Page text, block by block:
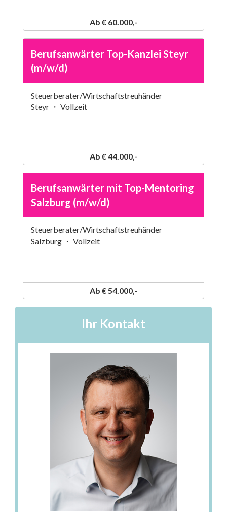
Ab € 60.000,-
Berufsanwärter Top-Kanzlei Steyr
(m/w/d)
Steuerberater/Wirtschaftstreuhänder
Steyr ・ Vollzeit
Ab € 44.000,-
Berufsanwärter mit Top-Mentoring
Salzburg (m/w/d)
Steuerberater/Wirtschaftstreuhänder
Salzburg ・ Vollzeit
Ab € 54.000,-
Ihr Kontakt